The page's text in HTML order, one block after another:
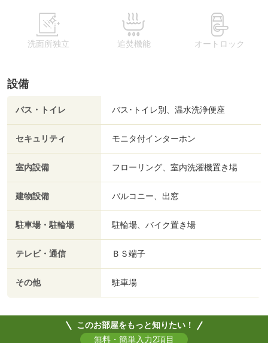
洗面所独立 追焚機能 オートロック
設備
バス・トイレ バス･トイレ別、温水洗浄便座
セキュリティ モニタ付インターホン
室内設備 フローリング、室内洗濯機置き場
建物設備 バルコニー、出窓
駐車場・駐輪場 駐輪場、バイク置き場
テレビ・通信 ＢＳ端子
その他 駐車場
このお部屋をもっと知りたい！
無料・簡単入力2項目